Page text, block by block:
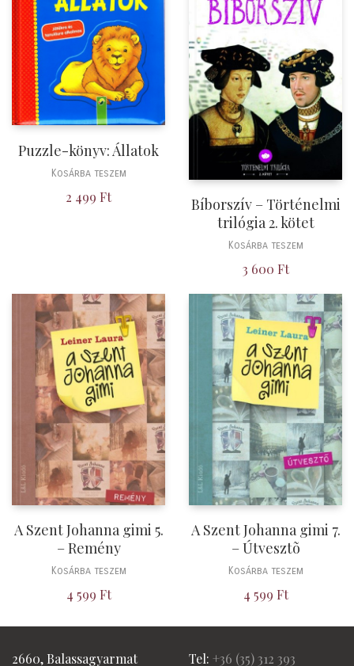
Puzzle-könyv: Állatok
Kosárba teszem
2 499 Ft
Bíborszív – Történelmi
trilógia 2. kötet
Kosárba teszem
3 600 Ft
A Szent Johanna gimi 5.
– Remény
Kosárba teszem
4 599 Ft
A Szent Johanna gimi 7.
– Útvesztõ
Kosárba teszem
4 599 Ft
2660, Balassagyarmat Tel: +36 (35) 312 393